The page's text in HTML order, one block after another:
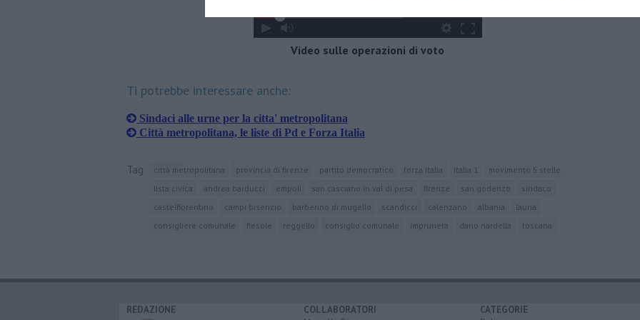
Video sulle operazioni di voto
Ti potrebbe interessare anche:
Sindaci alle urne per la citta' metropolitana
Città metropolitana, le liste di Pd e Forza Italia
Tag città metropolitana provincia di firenze partito democratico forza italia italia 1
movimento 5 stelle
lista civica
andrea barducci empoli san casciano in val di pesa firenze san godenzo
sindaco
castelfiorentino
campi bisenzio barberino di mugello scandicci calenzano albania
lauria
consigliere comunale
fiesole reggello consiglio comunale impruneta dario nardella toscana
REDAZIONE
COLLABORATORI
CATEGORIE